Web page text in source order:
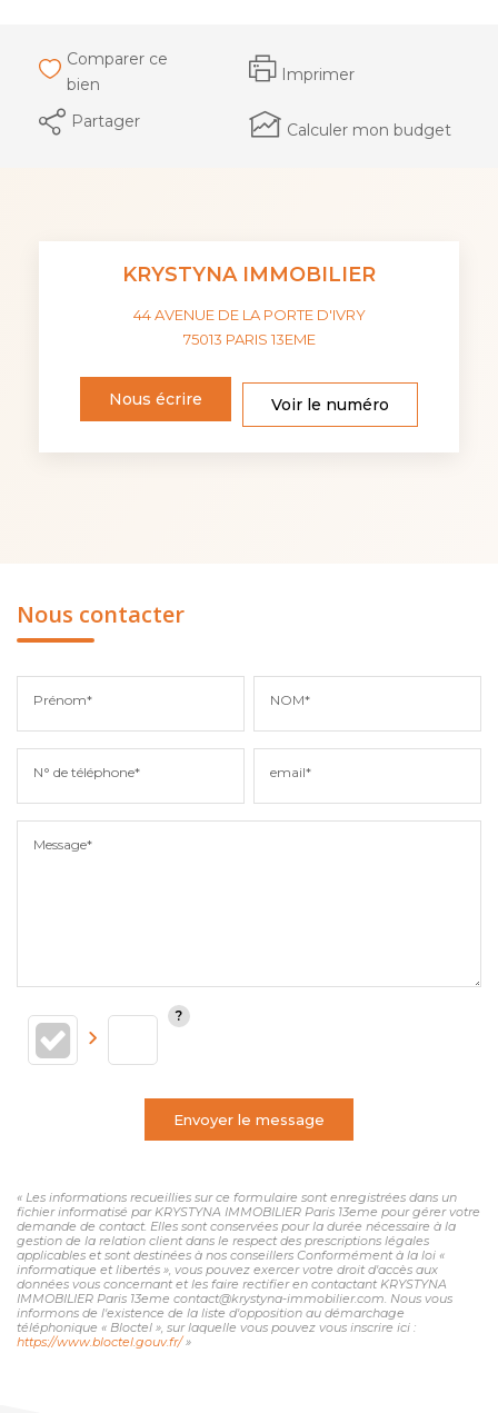
Comparer ce
bien
Imprimer
Partager Calculer mon budget
KRYSTYNA IMMOBILIER
44 AVENUE DE LA PORTE D'IVRY
75013 PARIS 13EME
Nous écrire Voir le numéro
Nous contacter
Prénom* NOM*
N° de téléphone* email*
Message*
Envoyer le message
« Les informations recueillies sur ce formulaire sont enregistrées dans un
fichier informatisé par KRYSTYNA IMMOBILIER Paris 13eme pour gérer votre
demande de contact. Elles sont conservées pour la durée nécessaire à la
gestion de la relation client dans le respect des prescriptions légales
applicables et sont destinées à nos conseillers Conformément à la loi «
informatique et libertés », vous pouvez exercer votre droit d'accès aux
données vous concernant et les faire rectifier en contactant KRYSTYNA
IMMOBILIER Paris 13eme contact@krystyna-immobilier.com. Nous vous
informons de l'existence de la liste d'opposition au démarchage
téléphonique « Bloctel », sur laquelle vous pouvez vous inscrire ici :
https://www.bloctel.gouv.fr/»